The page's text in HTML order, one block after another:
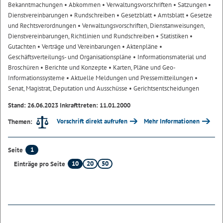
Bekanntmachungen • Abkommen • Verwaltungsvorschriften • Satzungen •
Dienstvereinbarungen • Rundschreiben • Gesetzblatt• Amtsblatt• Gesetze
und Rechtsverordnungen • Verwaltungsvorschriften, Dienstanweisungen,
Dienstvereinbarungen, Richtlinien und Rundschreiben • Statistiken •
Gutachten • Verträge und Vereinbarungen • Aktenpläne •
Geschäftsverteilungs- und Organisationspläne • Informationsmaterial und
Broschüren • Berichte und Konzepte • Karten, Pläne und Geo-
Informationssysteme • Aktuelle Meldungen und Pressemitteilungen •
Senat, Magistrat, Deputation und Ausschüsse • Gerichtsentscheidungen
Stand: 26.06.2023 Inkrafttreten: 11.01.2000
Themen:
Vorschrift direkt aufrufen Mehr Informationen
Seite
1
Einträge pro Seite
10 20 50